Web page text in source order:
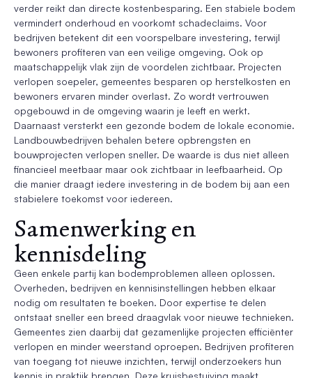
verder reikt dan directe kostenbesparing. Een stabiele bodem
vermindert onderhoud en voorkomt schadeclaims. Voor
bedrijven betekent dit een voorspelbare investering, terwijl
bewoners profiteren van een veilige omgeving. Ook op
maatschappelijk vlak zijn de voordelen zichtbaar. Projecten
verlopen soepeler, gemeentes besparen op herstelkosten en
bewoners ervaren minder overlast. Zo wordt vertrouwen
opgebouwd in de omgeving waarin je leeft en werkt.
Daarnaast versterkt een gezonde bodem de lokale economie.
Landbouwbedrijven behalen betere opbrengsten en
bouwprojecten verlopen sneller. De waarde is dus niet alleen
financieel meetbaar maar ook zichtbaar in leefbaarheid. Op
die manier draagt iedere investering in de bodem bij aan een
stabielere toekomst voor iedereen.
Samenwerking en
kennisdeling
Geen enkele partij kan bodemproblemen alleen oplossen.
Overheden, bedrijven en kennisinstellingen hebben elkaar
nodig om resultaten te boeken. Door expertise te delen
ontstaat sneller een breed draagvlak voor nieuwe technieken.
Gemeentes zien daarbij dat gezamenlijke projecten efficiënter
verlopen en minder weerstand oproepen. Bedrijven profiteren
van toegang tot nieuwe inzichten, terwijl onderzoekers hun